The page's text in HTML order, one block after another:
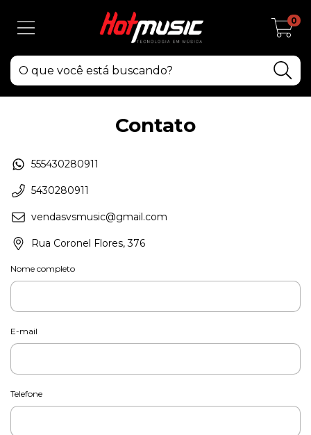
0
Contato
555430280911
5430280911
vendasvsmusic@gmail.com
Rua Coronel Flores, 376
Nome completo
E-mail
Telefone